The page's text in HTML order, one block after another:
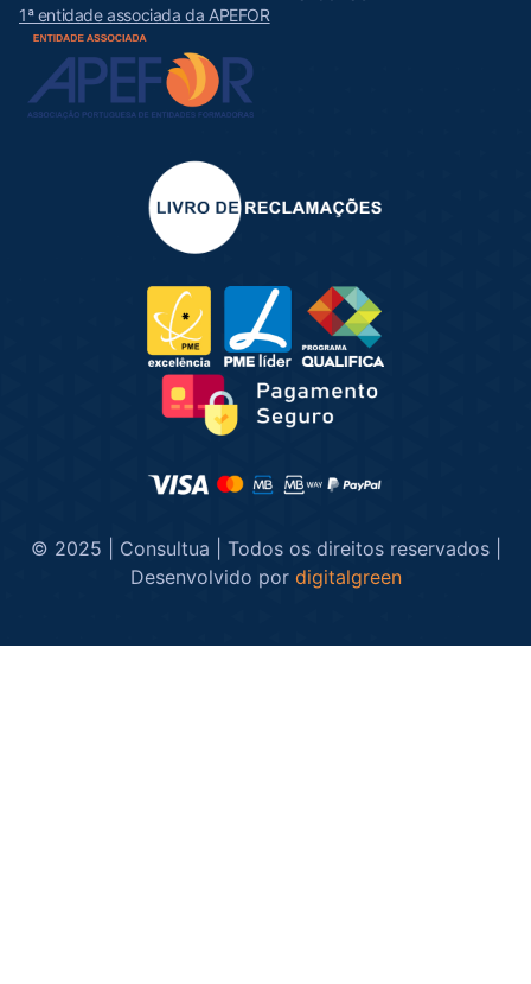
1ª entidade associada da APEFOR
© 2025 | Consultua | Todos os direitos reservados |
Desenvolvido por digitalgreen